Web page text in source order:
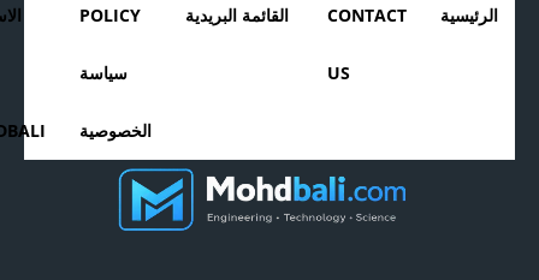
الرئيسية CONTACT
US
القائمة البريدية POLICY
سياسة
الخصوصية